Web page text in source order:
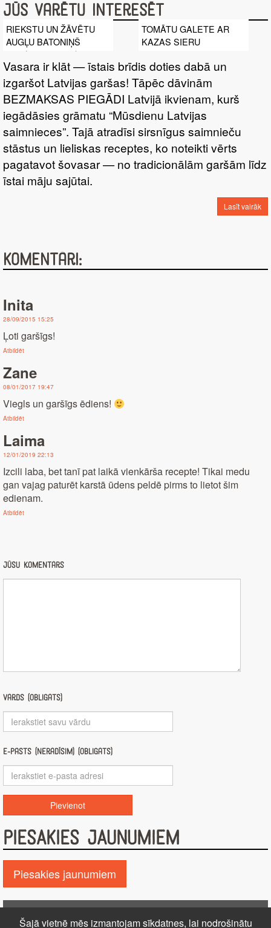
Jūs varētu interesēt
RIEKSTU UN ŽĀVĒTU
AUGĻU BATONIŅŠ
TOMĀTU GALETE AR
KAZAS SIERU
Vasara ir klāt — īstais brīdis doties dabā un
izgaršot Latvijas garšas! Tāpēc dāvinām
BEZMAKSAS PIEGĀDI Latvijā ikvienam, kurš
iegādāsies grāmatu “Mūsdienu Latvijas
saimnieces”. Tajā atradīsi sirsnīgus saimnieču
stāstus un lieliskas receptes, ko noteikti vērts
pagatavot šovasar — no tradicionālām garšām līdz
īstai māju sajūtai.
Lasīt vairāk
Komentāri:
Inita
28/09/2015 15:25
Ļoti garšīgs!
Atbildēt
Zane
08/01/2017 19:47
Viegls un garšīgs ēdiens!
Atbildēt
Laima
12/01/2019 22:13
Izcili laba, bet tanī pat laikā vienkārša recepte! Tikai medu
gan vajag paturēt karstā ūdens peldē pirms to lietot šim
edienam.
Atbildēt
Jūsu komentārs
Vārds (obligāts)
E-pasts (nerādīsim) (obligāts)
PIESAKIES JAUNUMIEM
Piesakies jaunumiem
Šajā vietnē mēs izmantojam sīkdatnes, lai nodrošinātu